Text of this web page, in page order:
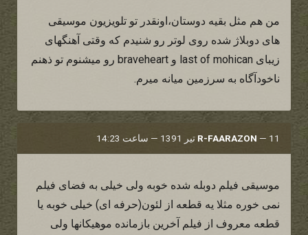
من هم مثل بقیه دوستان،اونقدر تو تلویزیون موسیقی
های دوبلاژ شده روی لوتر رو شنیدم که وقتی آهنگهای
زیبای last of mohican و braveheart رو میشنوم تو ذهنم
ناخودآگاه به سرزمین میانه میرم.
R-FAARAZON — 11 تیر 1391 — ساعت 14:23
موسیقی فیلم دوبله شده خوبه ولی خیلی به فضای فیلم
نمی خوره مثلا یه قطعه از لئون(حرفه ای) خیلی خوبه یا
قطعه معروف از فیلم آخرین بازمانده موهیکانها ولی